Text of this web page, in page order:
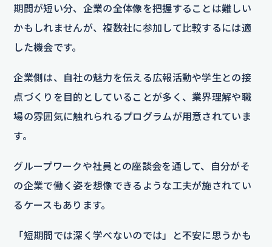
期間が短い分、企業の全体像を把握することは難しい
かもしれませんが、複数社に参加して比較するには適
した機会です。
企業側は、自社の魅力を伝える広報活動や学生との接
点づくりを目的としていることが多く、業界理解や職
場の雰囲気に触れられるプログラムが用意されていま
す。
グループワークや社員との座談会を通して、自分がそ
の企業で働く姿を想像できるような工夫が施されてい
るケースもあります。
「短期間では深く学べないのでは」と不安に思うかも